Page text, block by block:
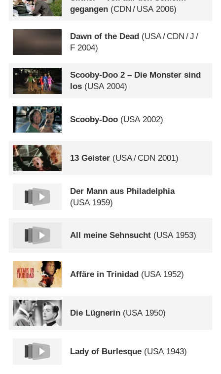
gegangen (CDN / USA2006)
Dawn of the Dead (USA/ CDN /J /
F 2004)
Scooby-Doo 2 – Die Monster sind
los (USA2004)
Scooby-Doo (USA2002)
13 Geister (USA/ CDN 2001)
Der Mann aus Philadelphia
(USA 1959)
All meine Sehnsucht (USA1953)
Affäre in Trinidad (USA 1952)
Die Lügnerin (USA1950)
Lady of Burlesque (USA1943)